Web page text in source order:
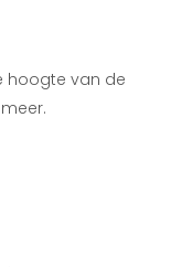
hoogte van de